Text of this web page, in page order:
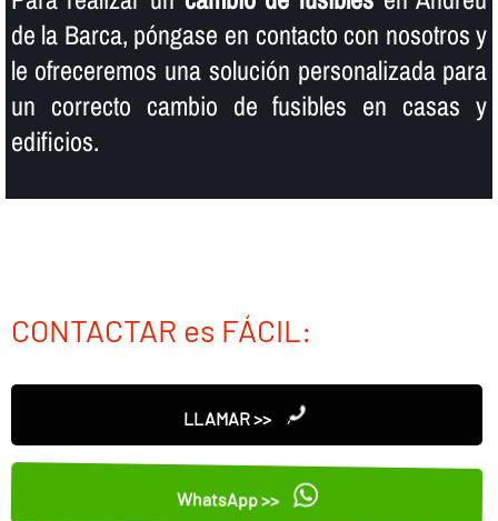
de la Barca, póngase en contacto con nosotros y
le ofreceremos una solución personalizada para
un correcto cambio de fusibles en casas y
edificios.
CONTACTAR es FÁCIL:
LLAMAR >>
WhatsApp >>